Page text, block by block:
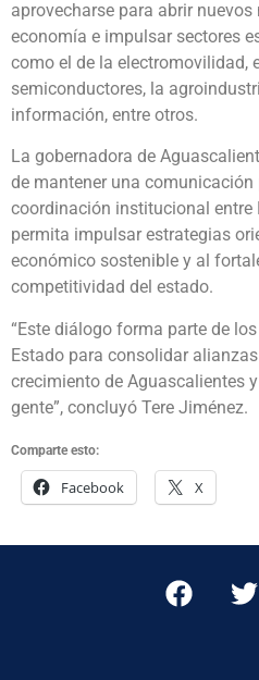
aprovecharse para abrir
economía e impulsar sectores
como el de la electromovilidad,
semiconductores, la
información, entre otros.
La gobernadora de
de mantener una comunicación
coordinación institucional entre
permita impulsar estrategias
económico sostenible y al
competitividad del estado.
“Este diálogo forma parte de
Estado para consolidar
crecimiento de Aguascalientes
gente”, concluyó Tere Jiménez.
Comparte esto:
Facebook X